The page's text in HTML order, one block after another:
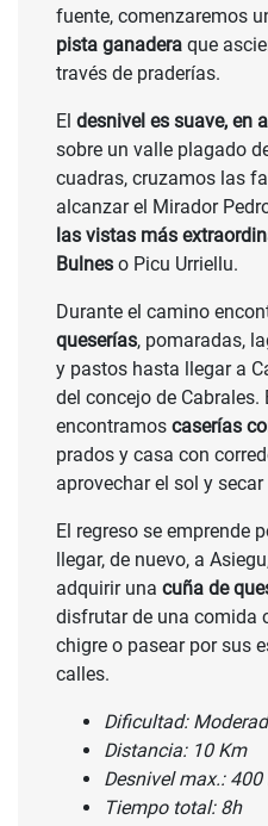
fuente, comenzaremos
pista ganadera que
través de praderías.
El desnivel es suave, en
sobre un valle plagado
cuadras, cruzamos las
alcanzar el Mirador
las vistas más
Bulnes o Picu Urriellu.
Durante el camino
queserías, pomaradas,
y pastos hasta llegar a
del concejo de Cabrales.
encontramos caserías
prados y casa con
aprovechar el sol y
El regreso se emprende
llegar, de nuevo, a
adquirir una cuña de
disfrutar de una comida
chigre o pasear por sus
calles.
Dificultad:
Distancia: 10 Km
Desnivel max.:
Tiempo total: 8h